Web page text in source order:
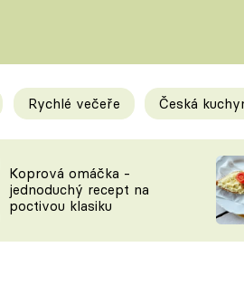
triky
Rychlé večeře Česká
Koprová omáčka -
jednoduchý recept na
poctivou klasiku